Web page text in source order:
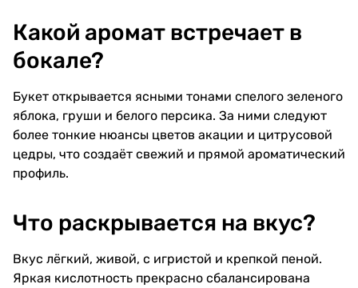
Минимальные сроки выдержки
регулируются правилами
категории, что обеспечивает
стабильный уровень качества.
Сорта винограда: Макабео,
Парельяда, Чарелло.
Цвет: светло-золотистый с
тонким и устойчивым перляжем.
Аромат: свежие ноты зеленого
яблока, цитрусов, белых цветов
и легкие хлебные нюансы.
груши, лимона и тонкой
минеральной линией.
Гастрономические сочетания:
закуски с морепродуктами,
анчоусы, тарталетки с кремом,
Какой аромат встречает в
бокале?
Букет открывается ясными тонами спелого зеленого
яблока, груши и белого персика. За ними следуют
более тонкие нюансы цветов акации и цитрусовой
цедры, что создаёт свежий и прямой ароматический
профиль.
Что раскрывается на вкус?
Вкус лёгкий, живой, с игристой и крепкой пеной.
Яркая кислотность прекрасно сбалансирована